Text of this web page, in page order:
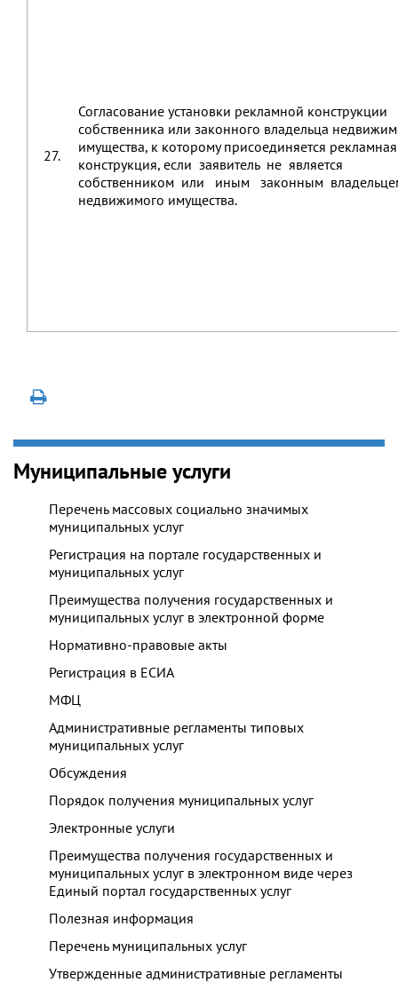
27.
Согласование установки рекламной конструкции
собственника или законного владельца
имущества, к которому присоединяется рекламная
конструкция, если заявитель не является
собственником или иным законным
недвижимого имущества.
Муниципальные услуги
Перечень массовых социально значимых
муниципальных услуг
Регистрация на портале государственных и
муниципальных услуг
Преимущества получения государственных и
муниципальных услуг в электронной форме
Нормативно-правовые акты
Регистрация в ЕСИА
МФЦ
Административные регламенты типовых
муниципальных услуг
Обсуждения
Порядок получения муниципальных услуг
Электронные услуги
Преимущества получения государственных и
муниципальных услуг в электронном виде через
Единый портал государственных услуг
Полезная информация
Перечень муниципальных услуг
Утвержденные административные регламенты